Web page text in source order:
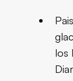
La ruta
los